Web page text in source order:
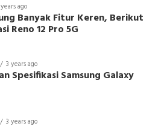
ago
Banyak Fitur Keren, Berikut
Reno 12 Pro 5G
3 years ago
Spesifikasi Samsung Galaxy
3 years ago